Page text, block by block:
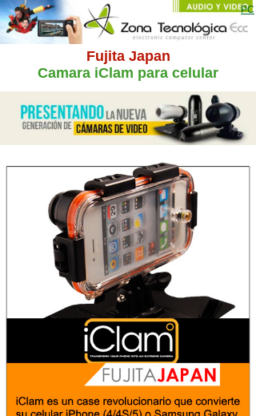
Zona Tecnológica
Ecc
electronic computer center
Fujita Japan
Camara iClam para celular
PC